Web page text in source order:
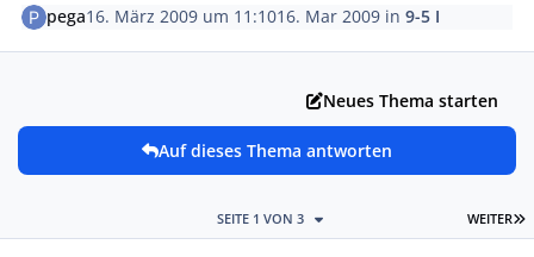
pega16. März 2009 um 11:1016. Mar 2009 in9-5 I
Neues Thema starten
Auf dieses Thema antworten
WEITER
SEITE 1 VON 3